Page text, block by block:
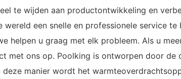
te wijden aan productontwikkeling en
wereld een snelle en professionele service
helpen u graag met elk probleem. Als u
met ons op. Poolking is ontworpen door
deze manier wordt het